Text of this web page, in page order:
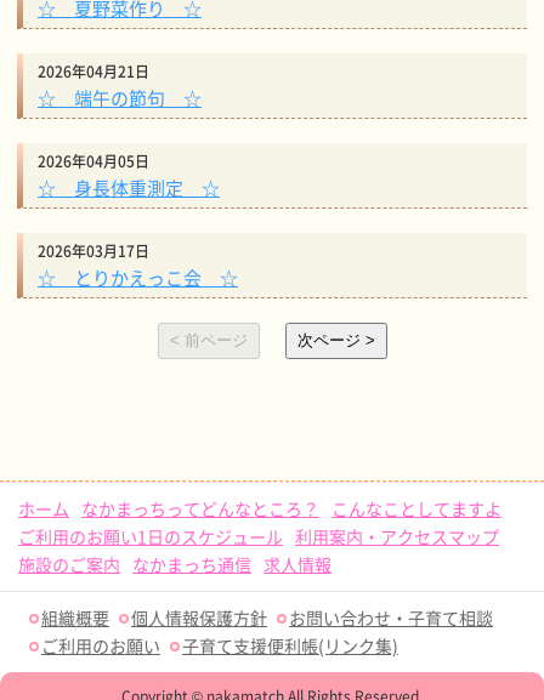
☆ 夏野菜作り ☆
2026年04月21日
☆ 端午の節句 ☆
2026年04月05日
☆ 身長体重測定 ☆
2026年03月17日
☆ とりかえっこ会 ☆
ホーム なかまっちってどんなところ？
こんなことしてますよ
ご利用のお願い1日のスケジュール 利用案内・アクセスマップ
施設のご案内 なかまっち通信 求人情報
組織概要 個人情報保護方針
お問い合わせ・子育て相談
ご利用のお願い
子育て支援便利帳(リンク集)
Copyright © nakamatch All Rights Reserved.